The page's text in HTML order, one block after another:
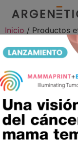
Inicio / Productos
ACTG1
Mostrando el único